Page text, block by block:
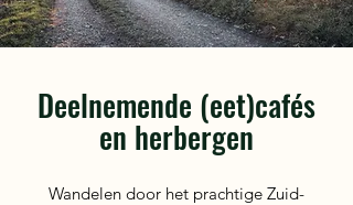
Deelnemende (eet)cafés
en herbergen
Wandelen door het prachtige Zuid-